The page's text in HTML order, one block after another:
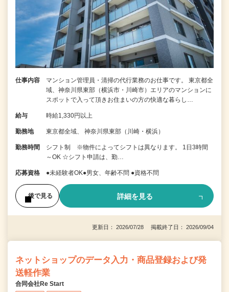
仕事内容
マンション管理員・清掃の代行業務のお仕事です。 東京都全
域、神奈川県東部（横浜市・川崎市）エリアのマンションに
スポットで入って頂きお住まいの方の快適な暮らし…
給与 時給1,330円以上
勤務地 東京都全域、 神奈川県東部（川崎・横浜）
勤務時間
シフト制 ※物件によってシフトは異なります。 1日3時間
～OK ☆シフト申請は、勤…
応募資格 ●未経験者OK●男女、年齢不問 ●資格不問
後で見る 詳細を見る
更新日： 2026/07/28 掲載終了日： 2026/09/04
ネットショップのデータ入力・商品登録および発
送軽作業
合同会社Re Start